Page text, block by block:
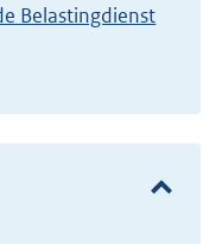
Belastingdienst